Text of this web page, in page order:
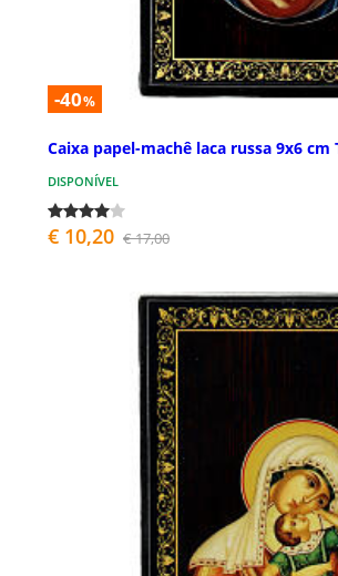
-40%
Caixa papel-machê laca russa 9x6
DISPONÍVEL
€ 10,20 € 17,00